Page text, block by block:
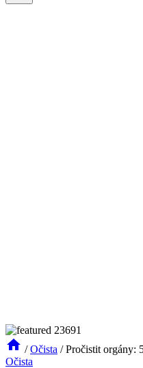
/ Očista / Pročistit orgány:
Očista